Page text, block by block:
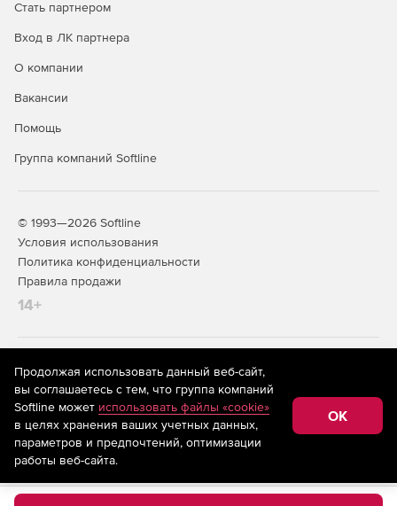
Стать партнером
Вход в ЛК партнера
О компании
Вакансии
Помощь
Группа компаний Softline
© 1993—2026 Softline
Условия использования
Политика конфиденциальности
Правила продажи
14+
На информационном ресурсе store.softline.ru применяются
рекомендательные технологии
(информационные технологии
предоставления информации на основе сбора,
систематизации и анализа сведений, относящихся к
предпочтениям пользователей сети «Интернет»,
находящихся на территории Российской Федерации)
Продолжая использовать данный веб-сайт,
вы соглашаетесь с тем, что группа компаний
Softline может использовать файлы «cookie»
в целях хранения ваших учетных данных,
параметров и предпочтений, оптимизации
работы веб-сайта.
OK